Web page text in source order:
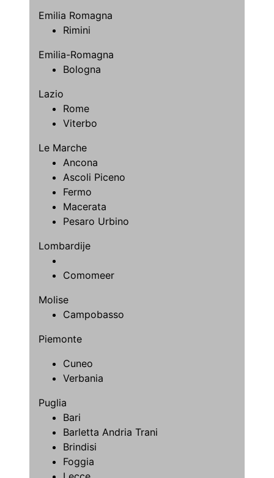
Emilia Romagna
Rimini
Emilia-Romagna
Bologna
Lazio
Rome
Viterbo
Le Marche
Ancona
Ascoli Piceno
Fermo
Macerata
Pesaro Urbino
Lombardije
Comomeer
Molise
Campobasso
Piemonte
Cuneo
Verbania
Puglia
Bari
Barletta Andria Trani
Brindisi
Foggia